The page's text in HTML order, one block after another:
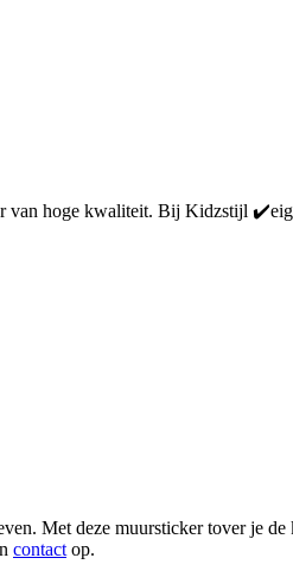
van hoge kwaliteit. Bij Kidzstijl
Met deze muursticker tover je de
contact op.